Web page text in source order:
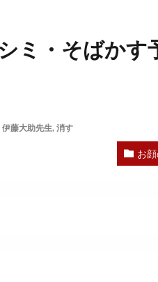
ミ・そばかす
伊藤大助先生, 消す
お